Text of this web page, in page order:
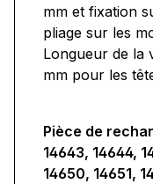
mm et fixation
pliage sur les
Longueur de la
mm pour les
Pièce de
14643, 14644,
14650, 14651,